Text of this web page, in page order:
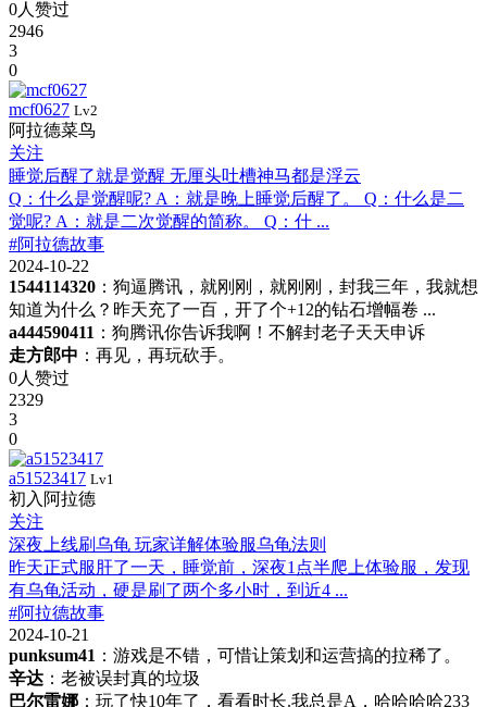
0人赞过
2946
3
0
mcf0627 Lv2
阿拉德菜鸟
关注
睡觉后醒了就是觉醒 无厘头吐槽神马都是浮云
Q：什么是觉醒呢? A：就是晚上睡觉后醒了。 Q：什么是二
觉呢? A：就是二次觉醒的简称。 Q：什 ...
#阿拉德故事
2024-10-22
1544114320 ：狗逼腾讯，就刚刚，就刚刚，封我三年，我就想
知道为什么？昨天充了一百，开了个+12的钻石增幅卷 ...
a444590411 ：狗腾讯你告诉我啊！不解封老子天天申诉
走方郎中 ：再见，再玩砍手。
0人赞过
2329
3
0
a51523417 Lv1
初入阿拉德
关注
深夜上线刷乌龟 玩家详解体验服乌龟法则
昨天正式服肝了一天，睡觉前，深夜1点半爬上体验服，发现
有乌龟活动，硬是刷了两个多小时，到近4 ...
#阿拉德故事
2024-10-21
punksum41 ：游戏是不错，可惜让策划和运营搞的拉稀了。
辛达 ：老被误封真的垃圾
巴尔雷娜 ：玩了快10年了，看看时长.我总是A，哈哈哈哈233